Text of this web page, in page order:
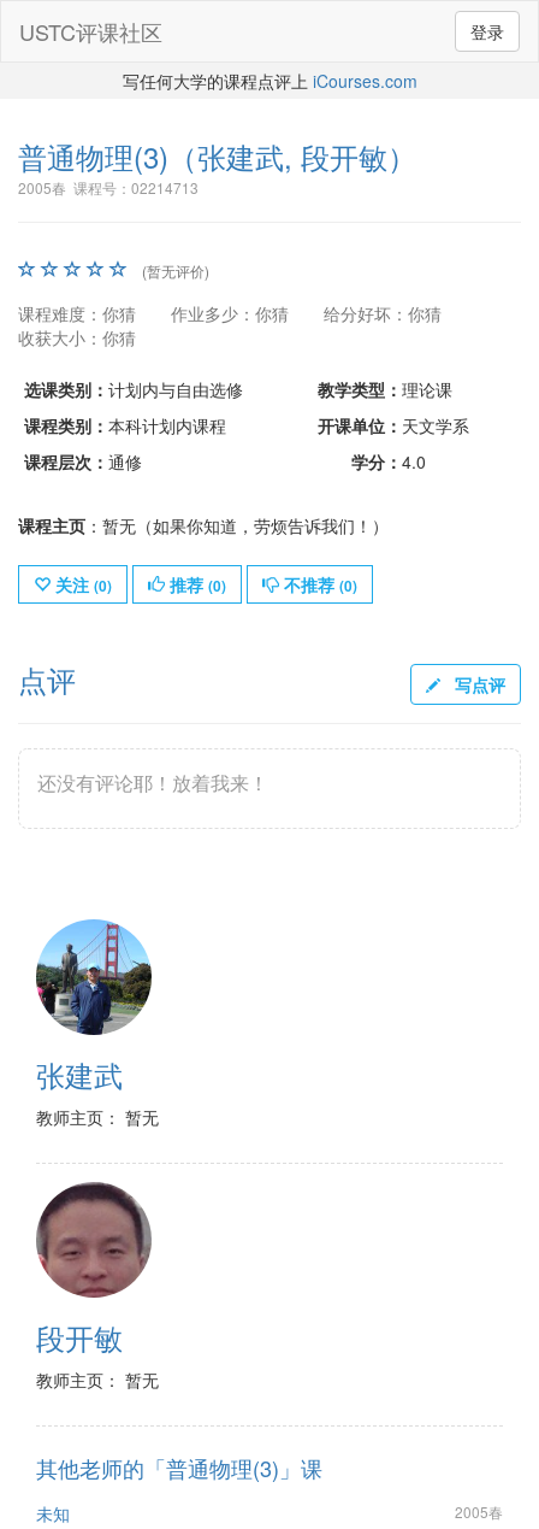
登录
USTC评课社区
写任何大学的课程点评上 iCourses.com
普通物理(3) （张建武, 段开敏）
2005春 课程号：02214713
(暂无评价)
课程难度：你猜 作业多少：你猜
给分好坏：你猜
收获大小：你猜
选课类别： 计划内与自由选修 教学类型： 理论课
课程类别： 本科计划内课程 开课单位： 天文学系
课程层次： 通修 学分： 4.0
课程主页 ：暂无（如果你知道，劳烦告诉我们！）
关注 (0) 推荐 (0) 不推荐 (0)
点评 写点评
还没有评论耶！放着我来！
张建武
教师主页： 暂无
段开敏
教师主页： 暂无
其他老师的「普通物理(3)」课
未知 2005春